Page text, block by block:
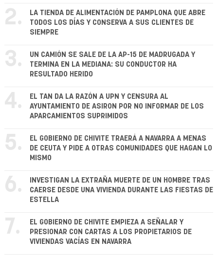
2.
LA TIENDA DE ALIMENTACIÓN DE PAMPLONA QUE ABRE
TODOS LOS DÍAS Y CONSERVA A SUS CLIENTES DE
SIEMPRE
3.
UN CAMIÓN SE SALE DE LA AP-15 DE MADRUGADA Y
TERMINA EN LA MEDIANA: SU CONDUCTOR HA
RESULTADO HERIDO
4.
EL TAN DA LA RAZÓN A UPN Y CENSURA AL
AYUNTAMIENTO DE ASIRON POR NO INFORMAR DE LOS
APARCAMIENTOS SUPRIMIDOS
5.
EL GOBIERNO DE CHIVITE TRAERÁ A NAVARRA A MENAS
DE CEUTA Y PIDE A OTRAS COMUNIDADES QUE HAGAN LO
MISMO
6.
INVESTIGAN LA EXTRAÑA MUERTE DE UN HOMBRE TRAS
CAERSE DESDE UNA VIVIENDA DURANTE LAS FIESTAS DE
ESTELLA
7.
EL GOBIERNO DE CHIVITE EMPIEZA A SEÑALAR Y
PRESIONAR CON CARTAS A LOS PROPIETARIOS DE
VIVIENDAS VACÍAS EN NAVARRA